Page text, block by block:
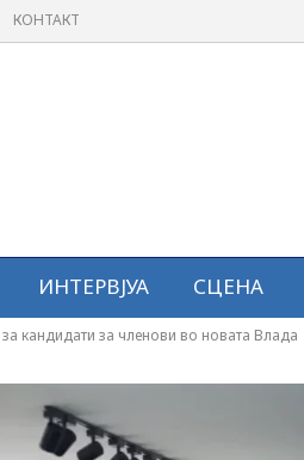
КОНТАКТ
ИНТЕРВЈУА СЦЕНА
кандидати за членови во новата Влада